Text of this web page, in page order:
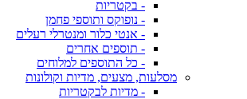
- בקטריות
- נופוקס ותוספי פחמן
- אנטי כלור ומנטרלי רעלים
- תוספים אחרים
- כל התוספים למלוחים
מסלעות, מצעים, מדיות וקולונות
- מדיות לבקטריות